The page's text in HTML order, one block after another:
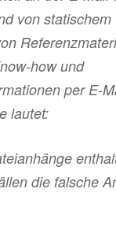
von
how und
per E-
lautet:
die falsche